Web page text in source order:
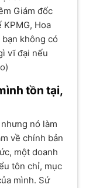
Giám đốc
Hoa
không có
vĩ đại nếu
tồn tại,
nó làm
về chính bản
một doanh
tôn chỉ, mục
mình. Sứ